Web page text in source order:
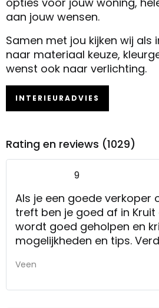
aan jouw wensen.
Samen met jou kijken wij als
naar materiaal keuze,
wenst ook naar verlichting.
INTERIEURADVIES
Rating en reviews (1029)
9
Als je een goede verkoper
treft ben je goed af in Kruit
wordt goed geholpen en
mogelijkheden en tips.
ook correct. De bezorgers
Veen